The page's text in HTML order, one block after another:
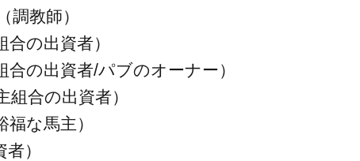
（調教師）
合の出資者）
合の出資者/パブのオーナー）
組合の出資者）
福な馬主）
）